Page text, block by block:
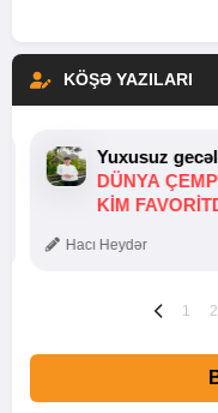
KÖŞƏ YAZILARI
Yuxusuz
DÜNYA
KIM
Hacı Heydər
1 2